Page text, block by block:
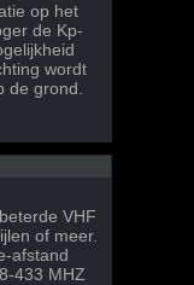
op het
de Kp-
wordt
de grond.
VHF
of meer.
afstand
433 MHZ